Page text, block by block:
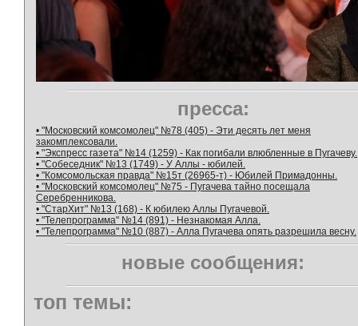
пресса:
• "Московский комсомолец" №78 (405) - Эти десять лет меня
закомплексовали.
• "Экспресс газета" №14 (1259) - Как погибали влюбленные в Пугачеву.
• "Собеседник" №13 (1749) - У Аллы - юбилей.
• "Комсомольская правда" №15т (26965-т) - Юбилей Примадонны.
• "Московский комсомолец" №75 - Пугачева тайно посещала
Серебренникова.
• "СтарХит" №13 (168) - К юбилею Аллы Пугачевой.
• "Телепрограмма" №14 (891) - Незнакомая Алла.
• "Телепрограмма" №10 (887) - Алла Пугачева опять разрешила весну.
новые сообщения:
топ темы: